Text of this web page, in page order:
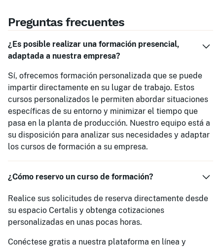
Preguntas frecuentes
¿Es posible realizar una formación presencial,
adaptada a nuestra empresa?
Sí, ofrecemos formación personalizada que se puede
impartir directamente en su lugar de trabajo. Estos
cursos personalizados le permiten abordar situaciones
específicas de su entorno y minimizar el tiempo que
pasa en la planta de producción. Nuestro equipo está a
su disposición para analizar sus necesidades y adaptar
los cursos de formación a su empresa.
¿Cómo reservo un curso de formación?
Realice sus solicitudes de reserva directamente desde
su espacio Certalis y obtenga cotizaciones
personalizadas en unas pocas horas.
Conéctese gratis a nuestra plataforma en línea y